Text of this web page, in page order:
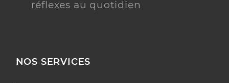
réflexes au quotidien
NOS SERVICES